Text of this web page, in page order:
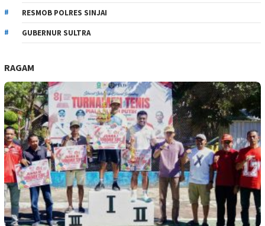
RESMOB POLRES SINJAI
GUBERNUR SULTRA
RAGAM